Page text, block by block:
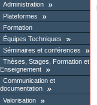
Administration
Plateformes
Formation
Équipes Techniques
Séminaires et conférences
Thèses, Stages, Formation et
Enseignement
Communication et
documentation
Valorisation